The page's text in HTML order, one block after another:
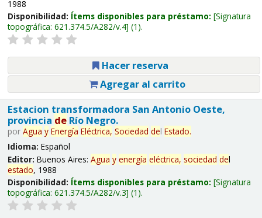
1988
Disponibilidad: Ítems disponibles para préstamo: Signatura
topográfica: 621.374.5/A282/v.4 (1).
Hacer reserva
Agregar al carrito
Estacion transformadora San Antonio Oeste,
provincia deRío Negro.
por Agua y Energía Eléctrica, Sociedad del Estado.
Idioma: Español
Editor: Buenos Aires: Agua y energía eléctrica, sociedad del
estado, 1988
Disponibilidad: Ítems disponibles para préstamo: Signatura
topográfica: 621.374.5/A282/v.3 (1).